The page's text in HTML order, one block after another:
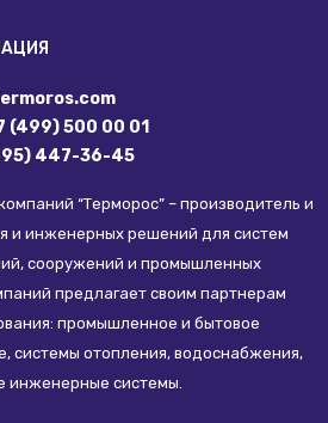
(499) 500 00 01
447-36-45
“Терморос” – производитель и
и инженерных решений для систем
сооружений и промышленных
предлагает своим партнерам
промышленное и бытовое
системы отопления, водоснабжения,
инженерные системы.